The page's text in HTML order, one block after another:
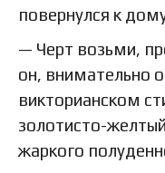
повернулся к
— Черт возьми,
он, внимательно
викторианском
золотисто-
жаркого